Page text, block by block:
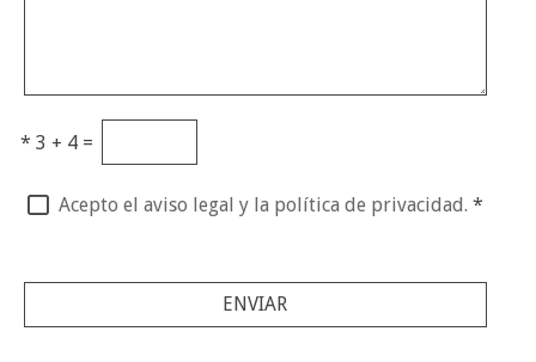
* 3 + 4 =
Acepto el aviso legal y la política de privacidad. *
ENVIAR